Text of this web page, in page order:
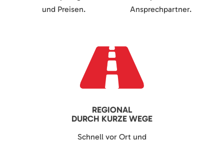
und Preisen.
Ansprechpartner.
REGIONAL
DURCH KURZE WEGE
Schnell vor Ort und